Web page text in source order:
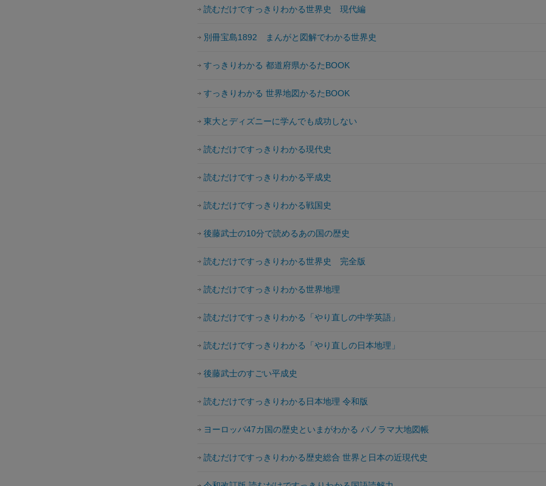
読むだけですっきりわかる世界史 現代編
別冊宝島1892 まんがと図解でわかる世界史
すっきりわかる 都道府県かるたBOOK
すっきりわかる 世界地図かるたBOOK
東大とディズニーに学んでも成功しない
読むだけですっきりわかる現代史
読むだけですっきりわかる平成史
読むだけですっきりわかる戦国史
後藤武士の10分で読めるあの国の歴史
読むだけですっきりわかる世界史 完全版
読むだけですっきりわかる世界地理
読むだけですっきりわかる「やり直しの中学英語」
読むだけですっきりわかる「やり直しの日本地理」
後藤武士のすごい平成史
読むだけですっきりわかる日本地理 令和版
ヨーロッパ47カ国の歴史といまがわかる パノラマ大地図帳
読むだけですっきりわかる歴史総合 世界と日本の近現代史